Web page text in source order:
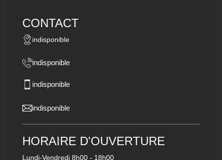
CONTACT
indisponible
indisponible
indisponible
indisponible
HORAIRE D'OUVERTURE
Lundi-Vendredi 8h00 - 18h00